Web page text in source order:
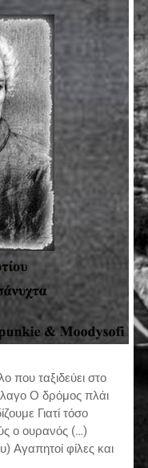
που ταξιδεύει στο
Ο δρόμος πλάι
Γιατί τόσο
ο ουρανός (…)
Αγαπητοί φίλες και